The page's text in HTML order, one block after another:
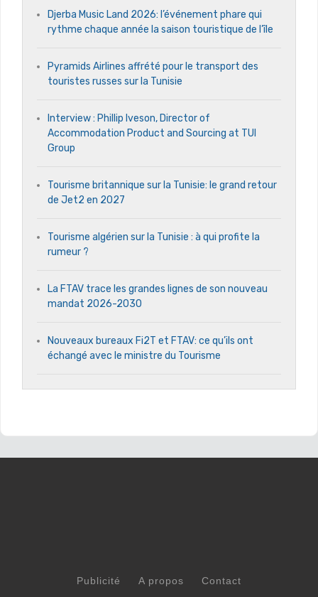
Djerba Music Land 2026: l’événement phare qui
rythme chaque année la saison touristique de l’île
Pyramids Airlines affrété pour le transport des
touristes russes sur la Tunisie
Interview : Phillip Iveson, Director of
Accommodation Product and Sourcing at TUI
Group
Tourisme britannique sur la Tunisie: le grand retour
de Jet2 en 2027
Tourisme algérien sur la Tunisie : à qui profite la
rumeur ?
La FTAV trace les grandes lignes de son nouveau
mandat 2026-2030
Nouveaux bureaux Fi2T et FTAV: ce qu’ils ont
échangé avec le ministre du Tourisme
Publicité A propos Contact